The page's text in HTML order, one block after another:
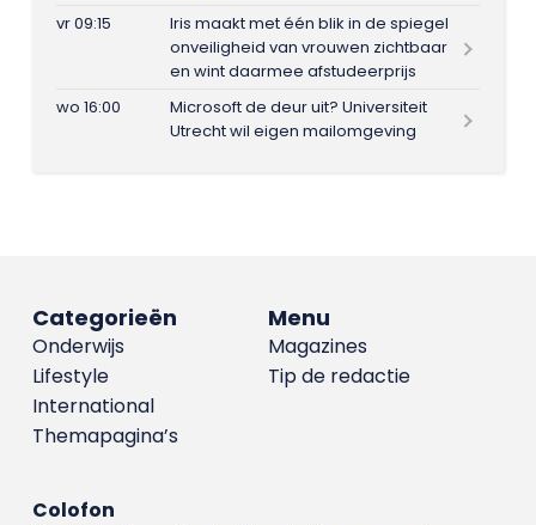
vr 09:15
Iris maakt met één blik in de spiegel
onveiligheid van vrouwen zichtbaar
en wint daarmee afstudeerprijs
wo 16:00
Microsoft de deur uit? Universiteit
Utrecht wil eigen mailomgeving
Menu
Magazines
Tip de redactie
Categorieën
Onderwijs
Lifestyle
International
Themapagina’s
Colofon